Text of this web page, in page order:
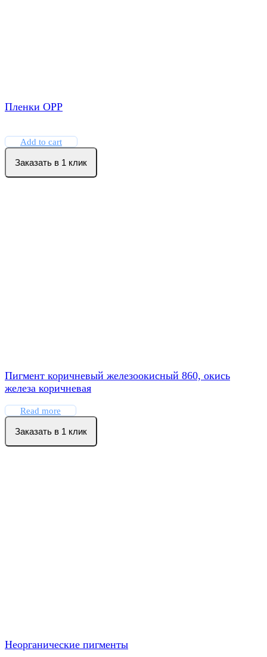
Пленки ОРР
Add to cart
Заказать в 1 клик
Пигмент коричневый железоокисный 860, окись
железа коричневая
Read more
Заказать в 1 клик
Неорганические пигменты